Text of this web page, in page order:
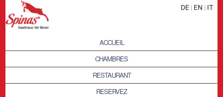
DE | EN | IT
ACCUEIL
CHAMBRES
RESTAURANT
RESERVEZ